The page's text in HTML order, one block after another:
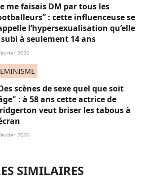
me faisais DM par tous les
: cette influenceuse se
l’hypersexualisation qu’elle
à seulement 14 ans
2026
scènes de sexe quel que soit
: à 58 ans cette actrice de
veut briser les tabous à
2026
SIMILAIRES